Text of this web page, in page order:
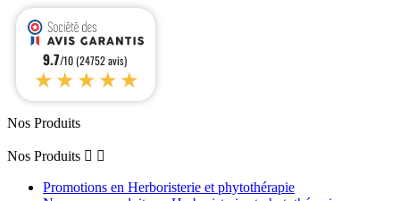
9.7/10 (24752 avis)
★★★★★
Nos Produits
Nos Produits  
Promotions en Herboristerie et phytothérapie